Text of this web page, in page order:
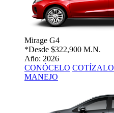
Mirage G4
*Desde $322,900 M.N.
Año: 2026
CONÓCELO COTÍZALO
MANEJO